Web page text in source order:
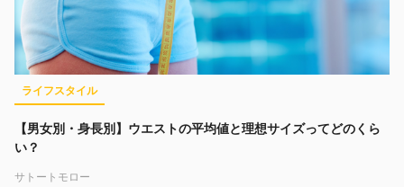
ライフスタイル
【男女別・身長別】ウエストの平均値と理想サイズってどのくら
い？
サトートモロー